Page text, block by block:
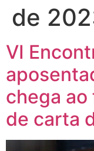
de
VI
chega
de carta